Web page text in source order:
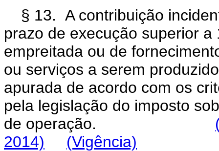
§ 13. A contribuição
prazo de execução superior
empreitada ou de
ou serviços a serem
apurada de acordo com os
pela legislação do imposto
de operação.
2014)
(Vigência)